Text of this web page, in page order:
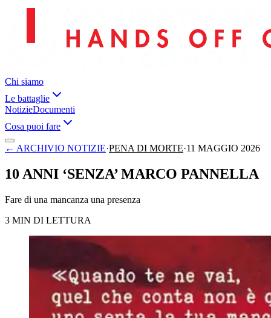
Chi siamo
Le battaglie
NotizieDocumenti
Cosa puoi fare
← ARCHIVIO NOTIZIE·PENA DI MORTE·11 MAGGIO 2026
10 ANNI ‘SENZA’ MARCO PANNELLA
Fare di una mancanza una presenza
3 MIN DI LETTURA